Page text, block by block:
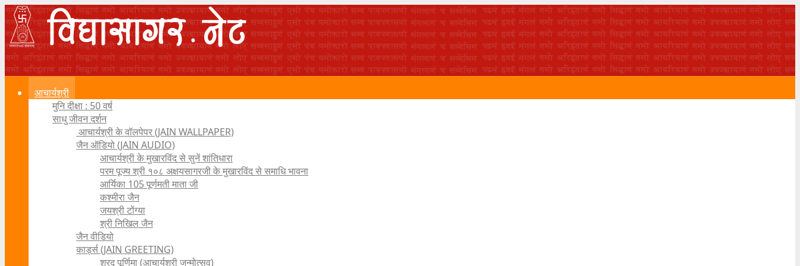
आचार्यश्री
मुनि दीक्षा : 50 वर्ष
साधु जीवन दर्शन
आचार्यश्री के वॉलपेपर (JAIN WALLPAPER)
जैन ऑडियो (JAIN AUDIO)
आचार्यश्री के मुखारविंद से सुनें शांतिधारा
परम पूज्य श्री १०८ अक्षयसागरजी के मुखारविंद से समाधि भावना
आर्यिका 105 पूर्णमती माता जी
कश्मीरा जैन
जयश्री टोंग्या
श्री निखिल जैन
जैन वीडियो
कार्ड्स (JAIN GREETING)
शरद पूर्णिमा (आचार्यश्री जन्मोत्सव)